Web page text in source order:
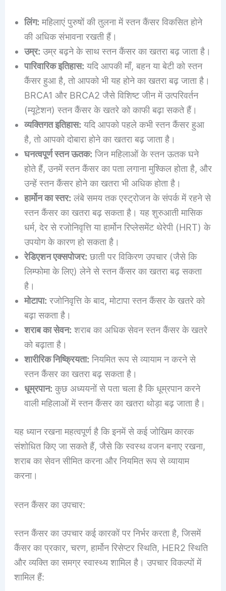
लिंग: महिलाएं पुरुषों की तुलना में स्तन कैंसर विकसित होने
की अधिक संभावना रखती हैं।
उम्र: उम्र बढ़ने के साथ स्तन कैंसर का खतरा बढ़ जाता है।
पारिवारिक इतिहास: यदि आपकी माँ, बहन या बेटी को स्तन
कैंसर हुआ है, तो आपको भी यह होने का खतरा बढ़ जाता है।
BRCA1 और BRCA2 जैसे विशिष्ट जीन में उत्परिवर्तन
(म्यूटेशन) स्तन कैंसर के खतरे को काफी बढ़ा सकते हैं।
व्यक्तिगत इतिहास: यदि आपको पहले कभी स्तन कैंसर हुआ
है, तो आपको दोबारा होने का खतरा बढ़ जाता है।
घनत्वपूर्ण स्तन ऊतक: जिन महिलाओं के स्तन ऊतक घने
होते हैं, उनमें स्तन कैंसर का पता लगाना मुश्किल होता है, और
उन्हें स्तन कैंसर होने का खतरा भी अधिक होता है।
हार्मोन का स्तर: लंबे समय तक एस्ट्रोजन के संपर्क में रहने से
स्तन कैंसर का खतरा बढ़ सकता है। यह शुरुआती मासिक
धर्म, देर से रजोनिवृत्ति या हार्मोन रिप्लेसमेंट थेरेपी (HRT) के
उपयोग के कारण हो सकता है।
रेडिएशन एक्सपोजर: छाती पर विकिरण उपचार (जैसे कि
लिम्फोमा के लिए) लेने से स्तन कैंसर का खतरा बढ़ सकता
है।
मोटापा: रजोनिवृत्ति के बाद, मोटापा स्तन कैंसर के खतरे को
बढ़ा सकता है।
शराब का सेवन: शराब का अधिक सेवन स्तन कैंसर के खतरे
को बढ़ाता है।
शारीरिक निष्क्रियता: नियमित रूप से व्यायाम न करने से
स्तन कैंसर का खतरा बढ़ सकता है।
धूम्रपान: कुछ अध्ययनों से पता चला है कि धूम्रपान करने
वाली महिलाओं में स्तन कैंसर का खतरा थोड़ा बढ़ जाता है।
यह ध्यान रखना महत्वपूर्ण है कि इनमें से कई जोखिम कारक
संशोधित किए जा सकते हैं, जैसे कि स्वस्थ वजन बनाए रखना,
शराब का सेवन सीमित करना और नियमित रूप से व्यायाम
करना।
स्तन कैंसर का उपचार:
स्तन कैंसर का उपचार कई कारकों पर निर्भर करता है, जिसमें
कैंसर का प्रकार, चरण, हार्मोन रिसेप्टर स्थिति, HER2 स्थिति
और व्यक्ति का समग्र स्वास्थ्य शामिल है। उपचार विकल्पों में
शामिल हैं: